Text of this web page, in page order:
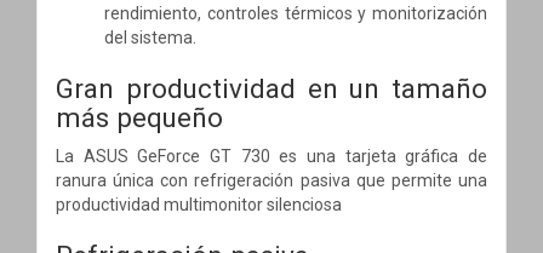
rendimiento, controles térmicos y monitorización
del sistema.
Gran productividad en un tamaño
más pequeño
La ASUS GeForce GT 730 es una tarjeta gráfica de
ranura única con refrigeración pasiva que permite una
productividad multimonitor silenciosa